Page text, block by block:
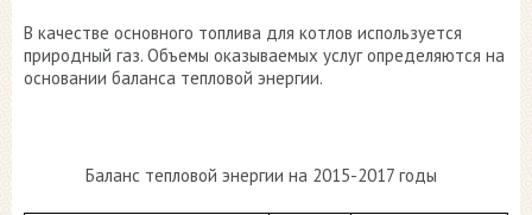
В качестве основного топлива для котлов используется
природный газ. Объемы оказываемых услуг определяются на
основании баланса тепловой энергии.
Баланс тепловой энергии на 2015-2017 годы